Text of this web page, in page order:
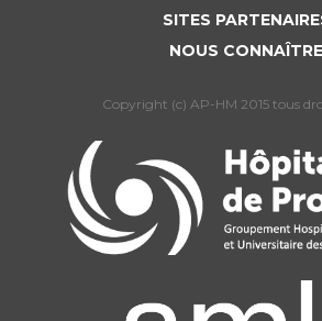
SITES
NOUS CONNAÎTRE
Copyright (c) AP-HM 2015 tous